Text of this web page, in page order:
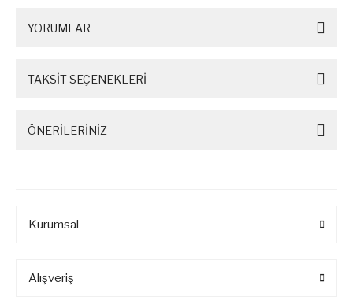
YORUMLAR
TAKSİT SEÇENEKLERİ
ÖNERİLERİNİZ
Kurumsal
Alışveriş